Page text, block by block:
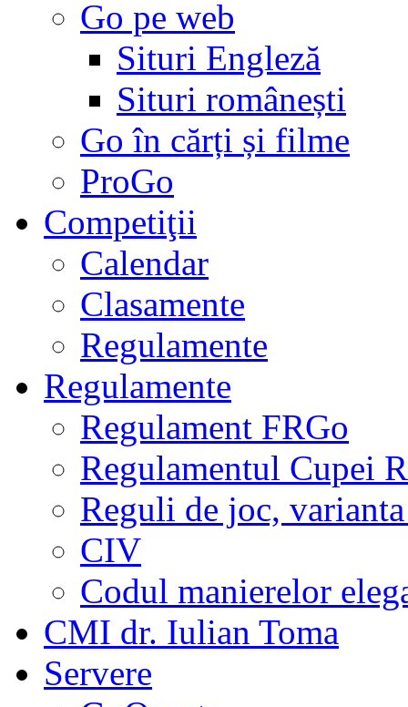
Go pe web
Situri Engleză
Situri românești
Go în cărți și filme
ProGo
Competiţii
Calendar
Clasamente
Regulamente
Regulamente
Regulament FRGo
Regulamentul Cupei
Reguli de joc,
CIV
Codul manierelor
CMI dr. Iulian Toma
Servere